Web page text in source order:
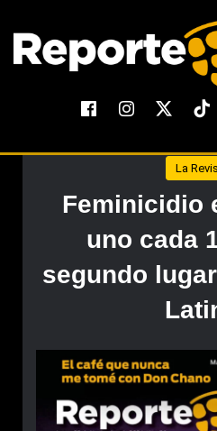
La
Feminicidio
uno cada
segundo